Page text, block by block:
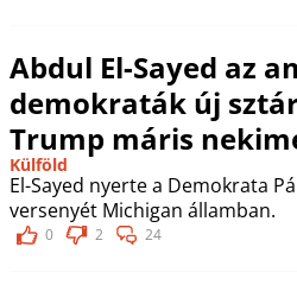
Abdul El-Sayed az
demokraták új
Trump máris
Külföld
El-Sayed nyerte a Demokrata
versenyét Michigan államban.
0 2 24